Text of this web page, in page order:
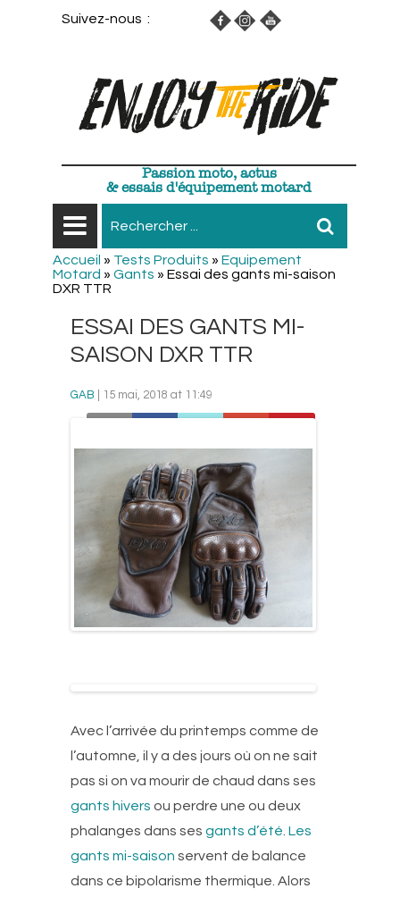
Suivez-nous :
Passion moto, actus
& essais d'équipement motard
Accueil » Tests Produits » Equipement
Motard » Gants » Essai des gants mi-saison
DXR TTR
ESSAI DES GANTS MI-
SAISON DXR TTR
GAB | 15 mai, 2018 at 11:49
Avec l’arrivée du printemps comme de
l’automne, il y a des jours où on ne sait
pas si on va mourir de chaud dans ses
gants hivers ou perdre une ou deux
phalanges dans ses gants d’été Les
gants mi-saison servent de balance
dans ce bipolarisme thermique. Alors